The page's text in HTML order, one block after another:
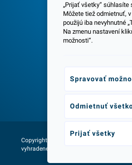
Centrála a predajňa v
Copyright © 2026 - Všetky práva
vyhradené lumax.sk
„Prijať všetky“ súhlasíte
Môžete tiež odmietnuť,
použijú iba nevyhnutné
Na zmenu nastavení
možnosti“.
Spravovať
Odmietnuť
Prijať všetky